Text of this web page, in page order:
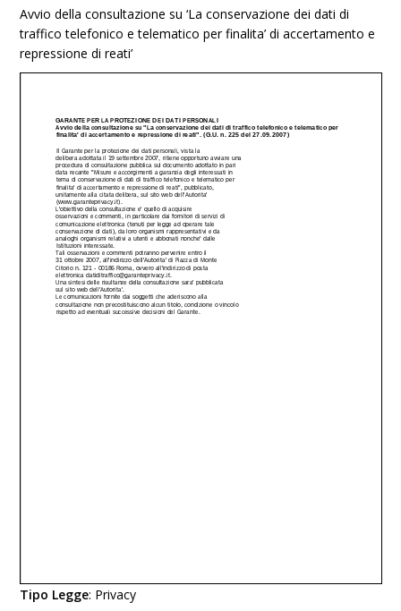
Avvio della consultazione su ‘La conservazione dei dati di
traffico telefonico e telematico per finalita’ di accertamento e
repressione di reati’
Tipo Legge: Privacy